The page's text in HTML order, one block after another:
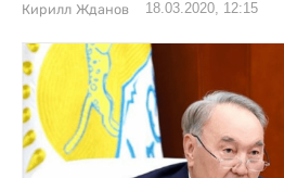
Кирилл Жданов 18.03.2020, 12:15